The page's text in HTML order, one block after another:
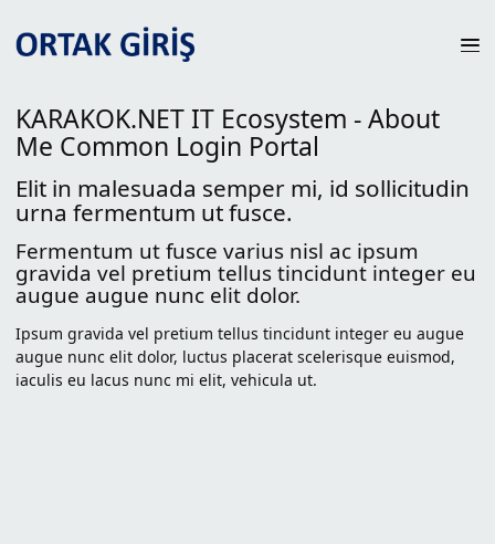
KARAKOK.NET IT Ecosystem - About
Me Common Login Portal
Elit in malesuada semper mi, id sollicitudin
urna fermentum ut fusce.
Fermentum ut fusce varius nisl ac ipsum
gravida vel pretium tellus tincidunt integer eu
augue augue nunc elit dolor.
Ipsum gravida vel pretium tellus tincidunt integer eu augue
augue nunc elit dolor, luctus placerat scelerisque euismod,
iaculis eu lacus nunc mi elit, vehicula ut.